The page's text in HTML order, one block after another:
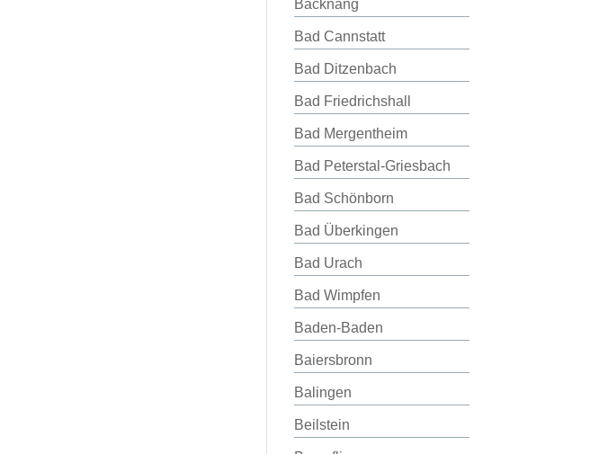
Backnang
Bad Cannstatt
Bad Ditzenbach
Bad Friedrichshall
Bad Mergentheim
Bad Peterstal-Griesbach
Bad Schönborn
Bad Überkingen
Bad Urach
Bad Wimpfen
Baden-Baden
Baiersbronn
Balingen
Beilstein